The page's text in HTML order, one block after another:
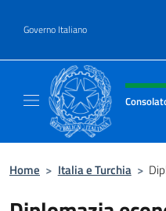
Governo Italiano
Intestazione
Home > Italia e Turchia >